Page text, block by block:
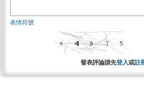
表情符號
發表評論請先登入或註